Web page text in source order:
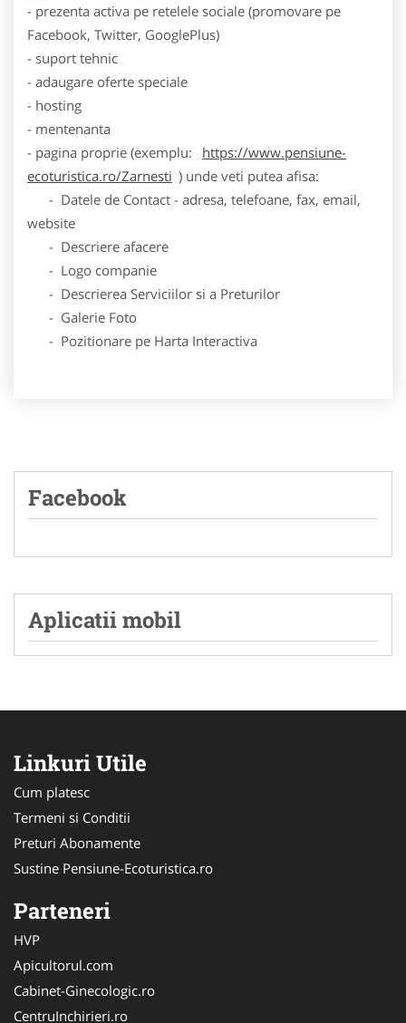
- prezenta activa pe retelele sociale (promovare pe
Facebook, Twitter, GooglePlus)
- suport tehnic
- adaugare oferte speciale
- hosting
- mentenanta
- pagina proprie (exemplu:
https://www.pensiune-
ecoturistica.ro/Zarnesti ) unde veti putea afisa:
- Datele de Contact - adresa, telefoane, fax, email,
website
- Descriere afacere
- Logo companie
- Descrierea Serviciilor si a Preturilor
- Galerie Foto
- Pozitionare pe Harta Interactiva
Facebook
Aplicatii mobil
Linkuri Utile
Cum platesc
Termeni si Conditii
Preturi Abonamente
Sustine Pensiune-Ecoturistica.ro
Parteneri
HVP
Apicultorul.com
Cabinet-Ginecologic.ro
CentruInchirieri.ro